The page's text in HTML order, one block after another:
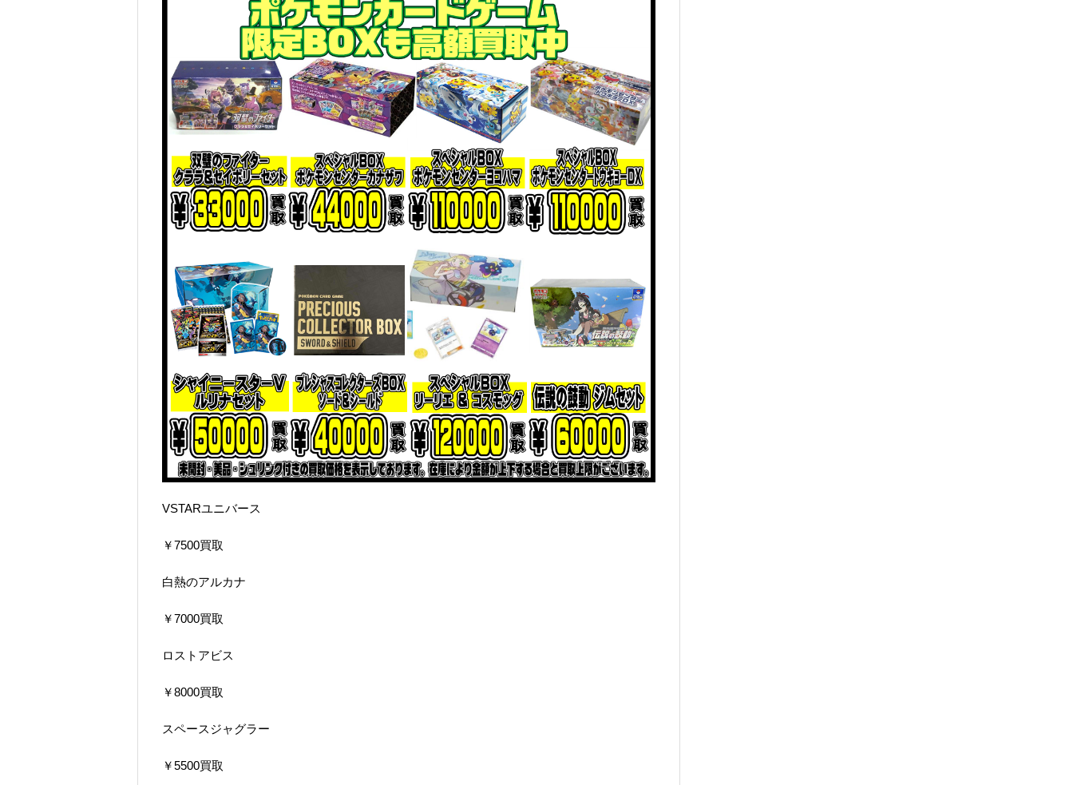
VSTARユニバース
￥7500買取
白熱のアルカナ
￥7000買取
ロストアビス
￥8000買取
スペースジャグラー
￥5500買取